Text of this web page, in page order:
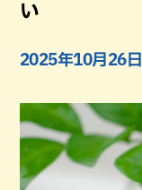
い
2025年10月26